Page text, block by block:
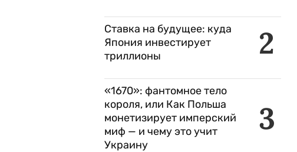
2
Ставка на будущее: куда
Япония инвестирует
триллионы
3
«1670»: фантомное тело
короля, или Как Польша
монетизирует имперский
миф — и чему это учит
Украину